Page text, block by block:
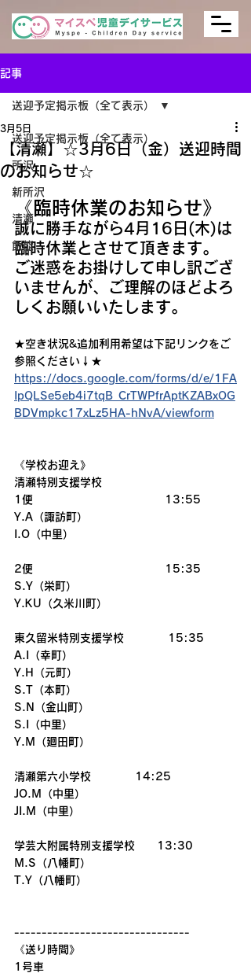
記事
送迎予定掲示板（全て表示）
所沢
新所沢
清瀬
飯能
送迎予定掲示板（全て表示）
【清瀬】☆3月6日（金）送迎時間
のお知らせ☆
3月5日
《臨時休業のお知らせ》
誠に勝手ながら4月16日(木)は
臨時休業とさせて頂きます。
ご迷惑をお掛けして申し訳ござ
いませんが、ご理解のほどよろ
しくお願いいたします。
★空き状況&追加利用希望は下記リンクをご
参照ください↓★
https://docs.google.com/forms/d/e/1FA
IpQLSe5eb4i7tqB_CrTWPfrAptKZABxOG
BDVmpkc17xLz5HA-hNvA/viewform
《学校お迎え》
清瀬特別支援学校
1便　　　　　　　　　　　　13:55
Y.A（諏訪町）
I.O（中里）
2便　　　　　　　　　　　　15:35
S.Y（栄町）
Y.KU（久米川町）
東久留米特別支援学校　　　　15:35
A.I（幸町）
Y.H（元町）
S.T（本町）
S.N（金山町）
S.I（中里）
Y.M（廻田町）
清瀬第六小学校　　　　14:25
JO.M（中里）
JI.M（中里）
学芸大附属特別支援学校　　13:30
M.S（八幡町）
T.Y（八幡町）
--------------------------------
《送り時間》
1号車